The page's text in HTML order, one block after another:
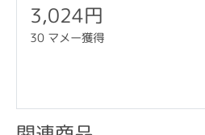
3,024円
30 マメー獲得